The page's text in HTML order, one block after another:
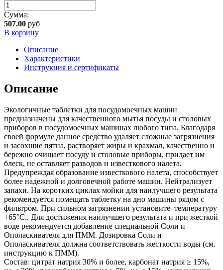
Сумма:
507.00 руб
В корзину
Описание
Характеристики
Инструкция и сертификаты
Описание
Экологичные таблетки для посудомоечных машин
предназначены для качественного мытья посуды и столовых
приборов в посудомоечных машинах любого типа. Благодаря
своей формуле данное средство удаляет сложные загрязнения
и засохшие пятна, растворяет жиры и крахмал, качественно и
бережно очищает посуду и столовые приборы, придает им
блеск, не оставляет разводов и известкового налета.
Предупреждая образование известкового налета, способствует
более надежной и долговечной работе машин. Нейтрализует
запахи. На коротких циклах мойки для наилучшего результата
рекомендуется помещать таблетку на дно машины рядом с
фильтром. При сильном загрязнении установите температуру
+65°С.. Для достижения наилучшего результата и при жесткой
воде рекомендуется добавление специальной Соли и
Ополаскивателя для ПММ. Дозировка Соли и
Ополаскивателя должна соответствовать жесткости воды (см.
инструкцию к ПММ).
Состав: цитрат натрия 30% и более, карбонат натрия ≥ 15%,